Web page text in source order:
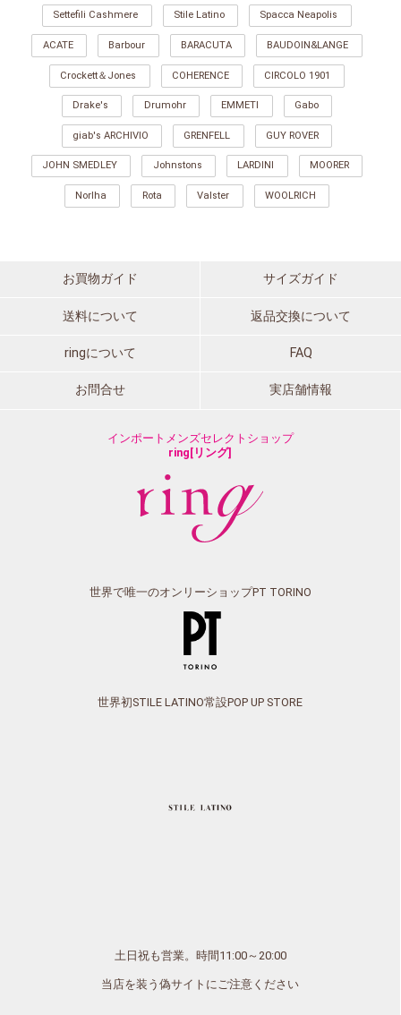
Settefili Cashmere Stile Latino Spacca Neapolis
ACATE Barbour BARACUTA BAUDOIN&LANGE
Crockett＆Jones COHERENCE CIRCOLO 1901
Drake's Drumohr EMMETI Gabo
giab's ARCHIVIO GRENFELL GUY ROVER
JOHN SMEDLEY Johnstons LARDINI MOORER
Norlha Rota Valster WOOLRICH